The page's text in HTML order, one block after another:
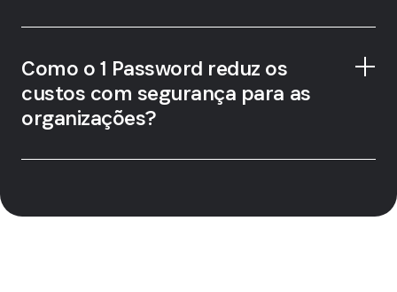
automatizar tarefas
Como o 1 Password reduz os
custos com segurança para as
organizações?